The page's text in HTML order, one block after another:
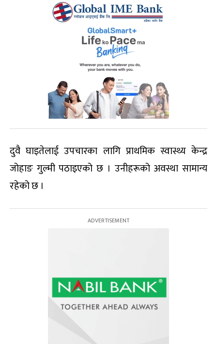
दुवै घाइतेलाई उपचारका लागि प्राथमिक स्वास्थ्य केन्द्र
जोहाङ गुल्मी पठाइएको छ । उनीहरूको अवस्था सामान्य
रहेको छ ।